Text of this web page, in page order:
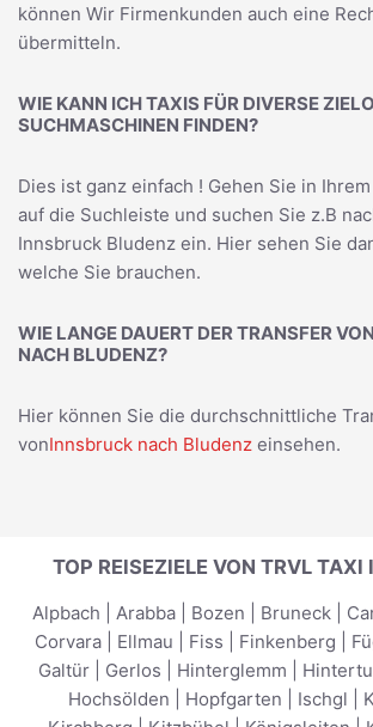
können Wir Firmenkunden auch eine
übermitteln.
WIE KANN ICH TAXIS FÜR DIVERSE
SUCHMASCHINEN FINDEN?
Dies ist ganz einfach ! Gehen Sie in
auf die Suchleiste und suchen Sie z.B
Innsbruck Bludenz ein. Hier sehen Sie
welche Sie brauchen.
WIE LANGE DAUERT DER TRANSFER
NACH BLUDENZ?
Hier können Sie die durchschnittliche
vonInnsbruck nach Bludenz einsehen.
TOP REISEZIELE VON TRVL TAXI
Alpbach Arabba| Bozen Bruneck
Corvara| Ellmau Fiss Finkenberg
Galtür
Gerlos Hinterglemm
Hochsölden
Hopfgarten Ischgl